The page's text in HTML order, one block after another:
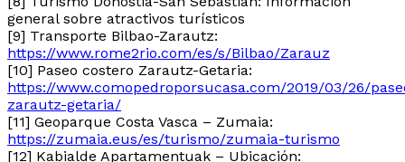
general sobre atractivos turísticos
[9] Transporte Bilbao-Zarautz:
https://www.rome2rio.com/es/s/Bilbao/Zarauz
[10] Paseo costero Zarautz-Getaria:
https://www.comopedroporsucasa.com/2019/03/26/
zarautz-getaria/
[11] Geoparque Costa Vasca – Zumaia:
https://zumaia.eus/es/turismo/zumaia-turismo
[12] Kabialde Apartamentuak – Ubicación: